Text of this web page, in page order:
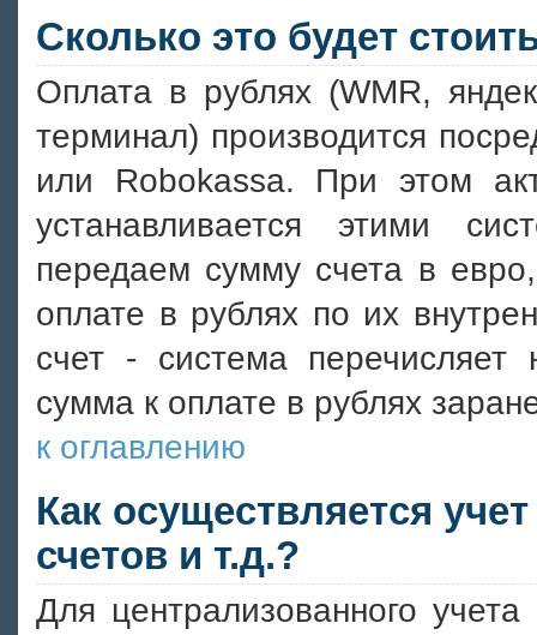
Сколько это будет
Оплата в рублях (WMR,
терминал) производится
или Robokassa. При этом
устанавливается этими
передаем сумму счета в
оплате в рублях по их
счет - система
сумма к оплате в рублях
к оглавлению
Как осуществляется
счетов и т.д.?
Для централизованного